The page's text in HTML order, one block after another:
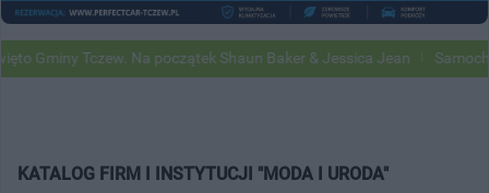
Gminy Tczew. Na początek Shaun Baker & Jessica Jean
KATALOG FIRM I INSTYTUCJI "MODA I URODA"